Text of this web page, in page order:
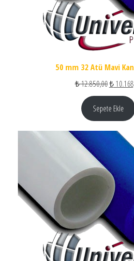
50 mm 32 Atü Mavi
₺12.850,00Orijinal
₺
Sepete Ekle